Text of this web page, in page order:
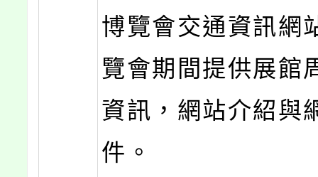
博覽會交通資訊網
覽會期間提供展館
資訊，網站介紹與
件。